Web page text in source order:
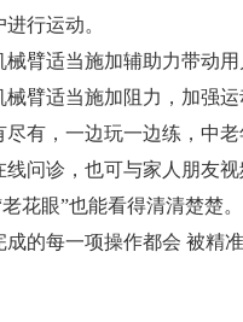
行运动。
臂适当施加辅助力带动用
臂适当施加阻力，加强运
，一边玩一边练，中老
问诊，也可与家人朋友视
眼”也能看得清清楚楚。
每一项操作都会 被精准